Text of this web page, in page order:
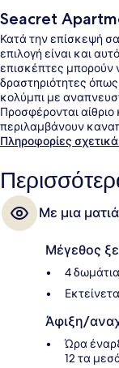
Seacret
Κατά την επίσκεψή
επιλογή είναι και
επισκέπτες
δραστηριότητες
κολύμπι με
Προσφέρονται
περιλαμβάνουν
Πληροφορίες
Με μια ματιά
Μέγεθος
4 δωμάτια
Άφιξη/
Ώρα
12 τα